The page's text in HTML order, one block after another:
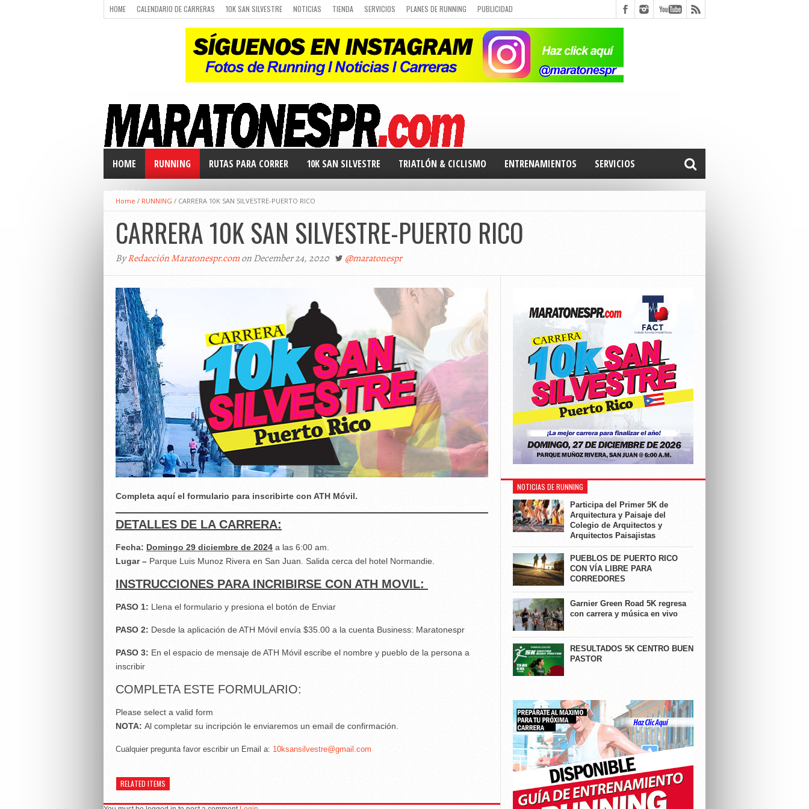
HOME CALENDARIO DE CARRERAS 10K SAN SILVESTRE NOTICIAS TIENDA SERVICIOS PLANES DE RUNNING
PUBLICIDAD
LUGARES PARA CORRER CALENDARIO DE CARRERAS Q&A CURSO DE RUNNING CHALLENGE PORTAL DE MIEMBROS
HOME RUNNING RUTAS PARA CORRER 10K SAN SILVESTRE TRIATLÓN & CICLISMO ENTRENAMIENTOS SERVICIOS
TIENDA
Home / RUNNING / CARRERA 10K SAN SILVESTRE-PUERTO RICO
CARRERA 10K SAN SILVESTRE-PUERTO RICO
ByRedacción Maratonespr.comon December 24, 2020 @maratonespr
Completa aquí el formulario para inscribirte con ATH Móvil.
DETALLES DE LA CARRERA:
Fecha: Domingo 29 diciembre de 2024a las 6:00 am.
Lugar – Parque Luis Munoz Rivera en San Juan. Salida cerca del hotel Normandie.
INSTRUCCIONES PARA INCRIBIRSE CON ATH MOVIL:
PASO 1: Llena el formulario y presiona el botón de Enviar
PASO 2: Desde la aplicación de ATH Móvil envía $35.00 a la cuenta Business: Maratonespr
PASO 3: En el espacio de mensaje de ATH Móvil escribe el nombre y pueblo de la persona a
inscribir
COMPLETA ESTE FORMULARIO:
Please select a valid form
NOTA: Al completar su incripción le enviaremos un email de confirmación.
Cualquier pregunta favor escribir un Email a: 10ksansilvestre@gmail.com
RELATED ITEMS
NOTICIAS DE RUNNING
Participa del Primer 5K de
Arquitectura y Paisaje del
Colegio de Arquitectos y
Arquitectos Paisajistas
PUEBLOS DE PUERTO RICO
CON VÍA LIBRE PARA
CORREDORES
Garnier Green Road 5K regresa
con carrera y música en vivo
RESULTADOS 5K CENTRO BUEN
PASTOR